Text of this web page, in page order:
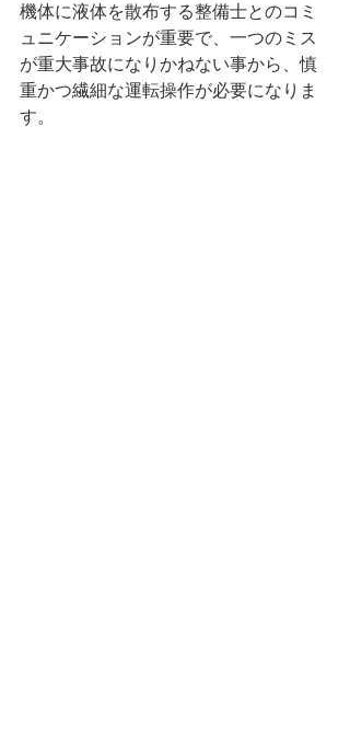
機体に液体を散布する整備士とのコミ
ュニケーションが重要で、一つのミス
が重大事故になりかねない事から、慎
重かつ繊細な運転操作が必要になりま
す。